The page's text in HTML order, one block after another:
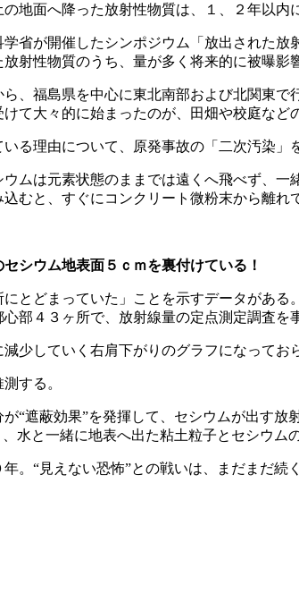
地面へ降った放射性物質は、１、２年以内
省が開催したシンポジウム「放出された
射性物質のうち、量が多く将来的に被曝
、福島県を中心に東北南部および北関東
て大々的に始まったのが、田畑や校庭など
る理由について、原発事故の「二次汚染
ウムは元素状態のままでは遠くへ飛べず、
むと、すぐにコンクリート微粉末から離
シウム地表面５ｃｍを裏付けている！
とどまっていた」ことを示すデータがあ
部４３ヶ所で、放射線量の定点測定調査を
少していく右肩下がりのグラフになって
する。
が“遮蔽効果”を発揮して、セシウムが出す
水と一緒に地表へ出た粘土粒子とセシウム
。“見えない恐怖”との戦いは、まだまだ続く